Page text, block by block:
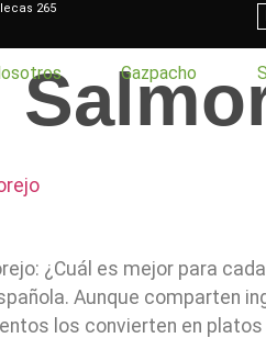
265
Gazpacho
¿Cuál es mejor para
Aunque comparten
los convierten en